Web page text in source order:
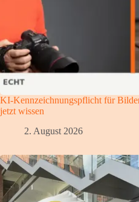
KI-Kennzeichnungspflicht für
jetzt wissen
2. August 2026